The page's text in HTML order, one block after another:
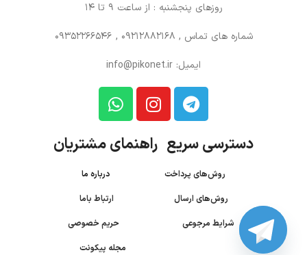
روزهای پنجشنبه : از ساعت 9 تا 14
شماره های تماس , 09212882168 , 09352266546
ایمیل: info@pikonet.ir
دسترسی سریع راهنمای مشتریان
روش‌های پرداخت درباره ما
روش‌های ارسال
ارتباط باما
شرایط مرجوعی
حریم خصوصی
مجله پیکونت